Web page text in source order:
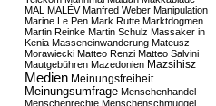
MAL MALÉV Manfred Weber Manipulation
Marine Le Pen Mark Rutte Marktdogmen
Martin Reinke Martin Schulz Massaker in
Kenia Masseneinwanderung Mateusz
Morawiecki Matteo Renzi Matteo Salvini
Mautgebühren Mazedonien Mazsihisz
Medien Meinungsfreiheit
Meinungsumfrage Menschenhandel
Menschenrechte Menschenschmuggel